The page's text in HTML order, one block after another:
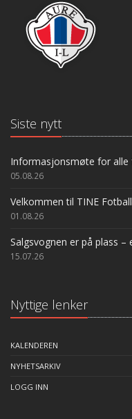
Siste nytt
Informasjonsmøte for alle
05.08.26
Velkommen til TINE
01.08.26
Salgsvognen er på plass
15.07.26
Nyttige lenker
KALENDEREN
NYHETSARKIV
LOGG INN